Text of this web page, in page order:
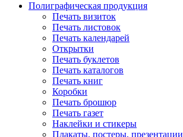
Полиграфическая продукция
Печать визиток
Печать листовок
Печать календарей
Открытки
Печать буклетов
Печать каталогов
Печать книг
Коробки
Печать брошюр
Печать газет
Наклейки и стикеры
Плакаты, постеры, презентации